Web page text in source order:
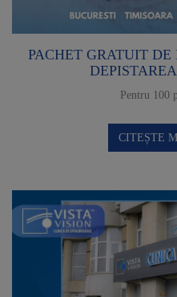
PACHET GRATUIT
Pentru 100
CITEȘTE